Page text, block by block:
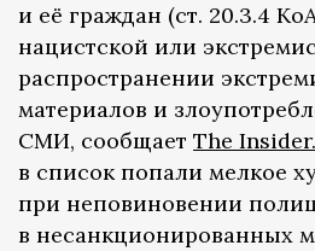
и её граждан (ст. 20.3.4
нацистской или
распространении
материалов и
СМИ, сообщает The Insider.
в список попали мелкое
при неповиновении
в несанкционированных